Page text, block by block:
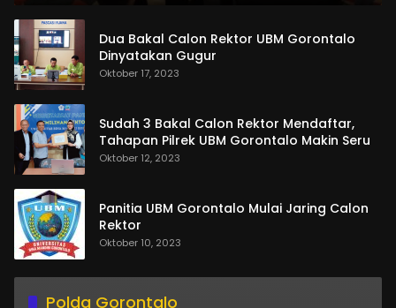
Dua Bakal Calon Rektor UBM Gorontalo
Dinyatakan Gugur
Oktober 17, 2023
Sudah 3 Bakal Calon Rektor Mendaftar,
Tahapan Pilrek UBM Gorontalo Makin Seru
Oktober 12, 2023
Panitia UBM Gorontalo Mulai Jaring Calon
Rektor
Oktober 10, 2023
Polda Gorontalo